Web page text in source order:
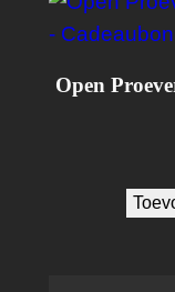
Open